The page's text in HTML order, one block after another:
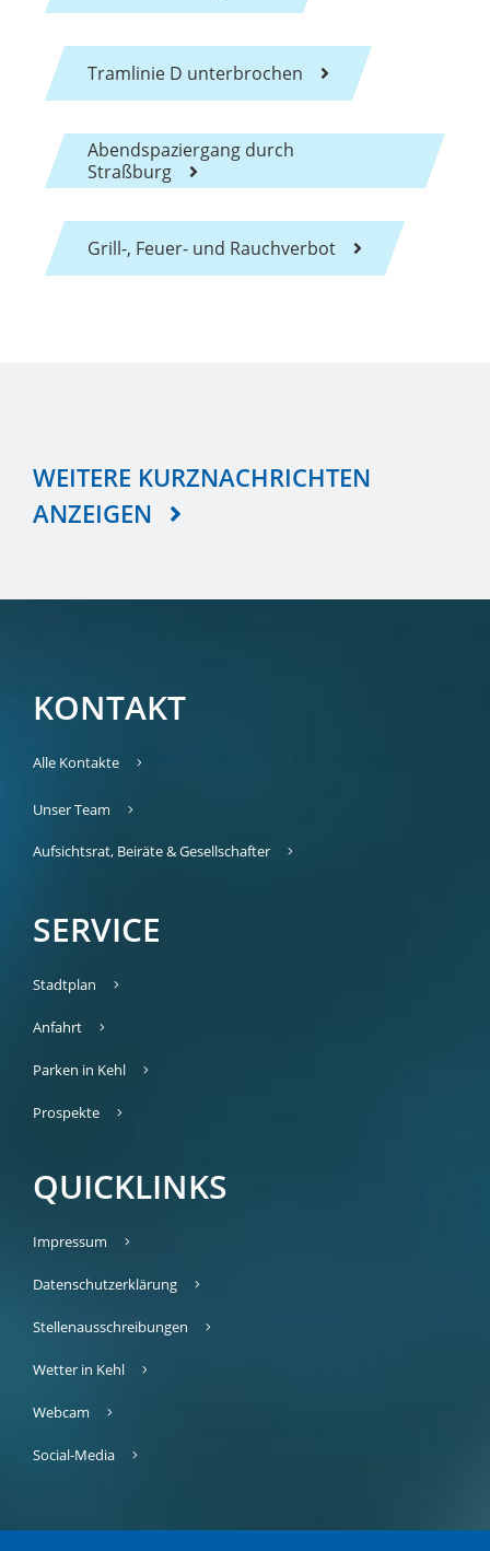
Tramlinie D unterbrochen
Abendspaziergang durch
Straßburg
Grill-, Feuer- und Rauchverbot
WEITERE KURZNACHRICHTEN
ANZEIGEN
KONTAKT
Alle Kontakte
Unser Team
Aufsichtsrat, Beiräte & Gesellschafter
SERVICE
Stadtplan
Anfahrt
Parken in Kehl
Prospekte
QUICKLINKS
Impressum
Datenschutzerklärung
Stellenausschreibungen
Wetter in Kehl
Webcam
Social-Media